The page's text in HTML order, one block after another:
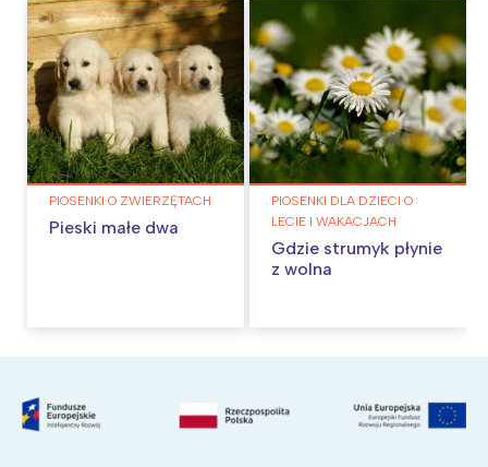
PIOSENKI O ZWIERZĘTACH
Pieski małe dwa
PIOSENKI DLA DZIECI O
LECIE I WAKACJACH
Gdzie strumyk płynie
z wolna